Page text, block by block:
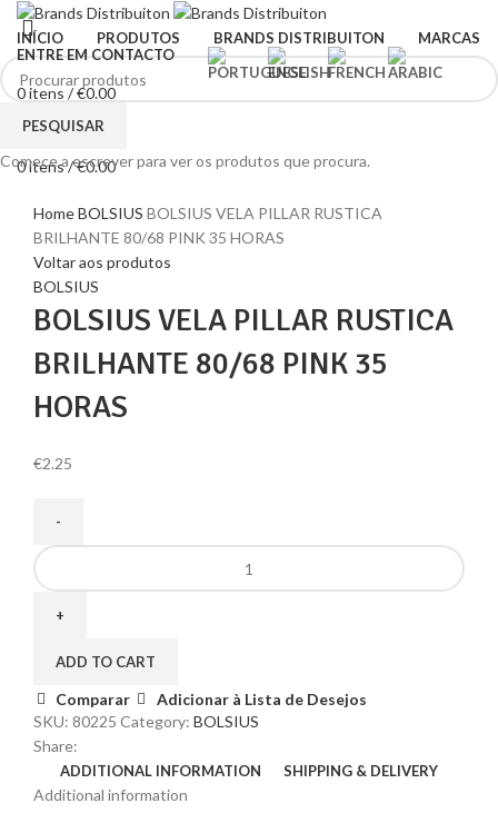
INÍCIO PRODUTOS BRANDS DISTRIBUITON
MARCAS
ENTRE EM CONTACTO
0itens /€0.00
Menu
0itens/€0.00
HomeBOLSIUS BOLSIUS VELA PILLAR RUSTICA
BRILHANTE 80/68 PINK 35 HORAS
Voltar aos produtos
BOLSIUS
BOLSIUS VELA PILLAR RUSTICA
BRILHANTE 80/68 PINK 35
HORAS
€2.25
ADD TO CART
Comparar
Adicionar à Lista de Desejos
SKU: 80225 Category: BOLSIUS
Share:
ADDITIONAL INFORMATION SHIPPING & DELIVERY
Additional information
PESQUISAR
Comece a escrever para ver os produtos que procura.